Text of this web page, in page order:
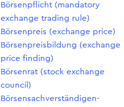
Börsenpflicht (mandatory
exchange trading rule)
Börsenpreis (exchange price)
Börsenpreisbildung (exchange
price finding)
Börsenrat (stock exchange
council)
Börsensachverständigen-